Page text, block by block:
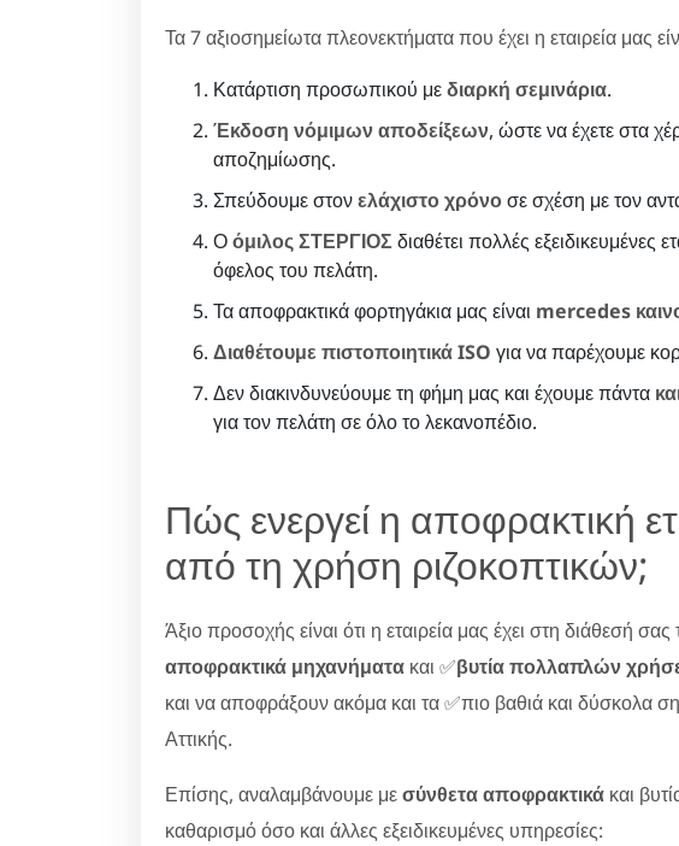
Τα 7 αξιοσημείωτα πλεονεκτήματα που έχει η εταιρεία μας
Κατάρτιση προσωπικού μεδιαρκή σεμινάρια.
Έκδοση νόμιμων αποδείξεων, ώστε να έχετε στα
αποζημίωσης.
Σπεύδουμε στονελάχιστο χρόνοσε σχέση με τον
Οόμιλος ΣΤΕΡΓΙΟΣ διαθέτει πολλές εξειδικευμένες
όφελος του πελάτη.
Τα αποφρακτικά φορτηγάκια μας είναι mercedes
Διαθέτουμε πιστοποιητικά ISO για να παρέχουμε
Δεν διακινδυνεύουμε τη φήμη μας και έχουμε πάντα
για τον πελάτη σε όλο το λεκανοπέδιο.
Πώς ενεργεί η αποφρακτική
από τη χρήση ριζοκοπτικών;
Άξιο προσοχής είναι ότι η εταιρεία μας έχει στη διάθεσή σας
αποφρακτικά μηχανήματα και ✅βυτία πολλαπλών
και να αποφράξουν ακόμα και τα ✅πιο βαθιά και δύσκολα
Αττικής.
Επίσης, αναλαμβάνουμε μεσύνθετα αποφρακτικά και
καθαρισμό όσο και άλλες εξειδικευμένες υπηρεσίες: